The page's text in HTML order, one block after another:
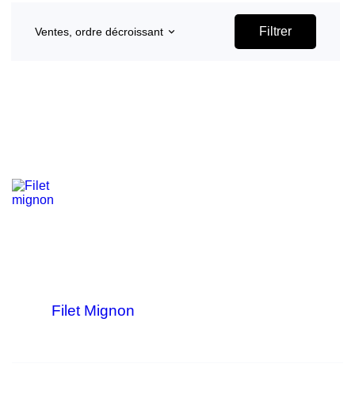
Ventes, ordre décroissant keyboard_arrow_down Filtrer
Filet Mignon